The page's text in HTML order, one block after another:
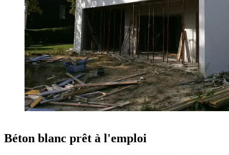
Béton blanc prêt à l'emploi